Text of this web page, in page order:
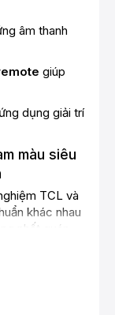
âm thanh
giúp
dụng giải trí
màu siêu
TCL và
khác nhau
nhất quán.